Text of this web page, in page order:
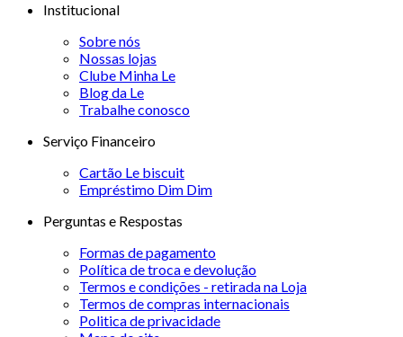
Institucional
Sobre nós
Nossas lojas
Clube Minha Le
Blog da Le
Trabalhe conosco
Serviço Financeiro
Cartão Le biscuit
Empréstimo Dim Dim
Perguntas e Respostas
Formas de pagamento
Política de troca e devolução
Termos e condições - retirada na Loja
Termos de compras internacionais
Politica de privacidade